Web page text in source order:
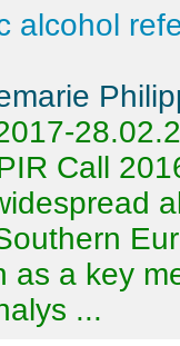
alcohol
Call
as a key
...